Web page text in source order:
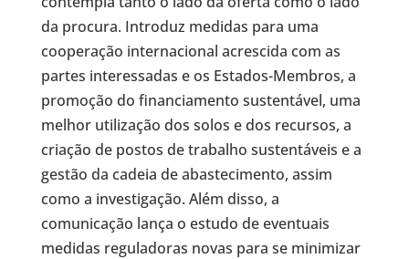
da procura. Introduz medidas para uma
cooperação internacional acrescida com as
partes interessadas e os Estados-Membros, a
promoção do financiamento sustentável, uma
melhor utilização dos solos e dos recursos, a
criação de postos de trabalho sustentáveis e a
gestão da cadeia de abastecimento, assim
como a investigação. Além disso, a
comunicação lança o estudo de eventuais
medidas reguladoras novas para se minimizar